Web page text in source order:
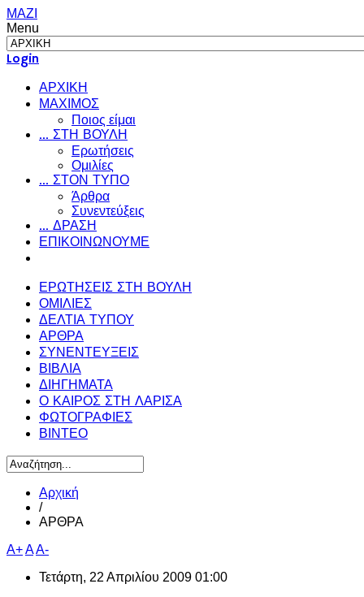
ΜΑΖΙ
Menu
Login
ΑΡΧΙΚΗ
ΜΑΧΙΜΟΣ
Ποιος είμαι
... ΣΤΗ ΒΟΥΛΗ
Ερωτήσεις
Ομιλίες
... ΣΤΟΝ ΤΥΠΟ
Άρθρα
Συνεντεύξεις
... ΔΡΑΣΗ
ΕΠΙΚΟΙΝΩΝΟΥΜΕ
ΕΡΩΤΗΣΕΙΣ ΣΤΗ ΒΟΥΛΗ
ΟΜΙΛΙΕΣ
ΔΕΛΤΙΑ ΤΥΠΟΥ
ΑΡΘΡΑ
ΣΥΝΕΝΤΕΥΞΕΙΣ
ΒΙΒΛΙΑ
ΔΙΗΓΗΜΑΤΑ
Ο ΚΑΙΡΟΣ ΣΤΗ ΛΑΡΙΣΑ
ΦΩΤΟΓΡΑΦΙΕΣ
ΒΙΝΤΕΟ
Αρχική
/
ΑΡΘΡΑ
A+AA-
Τετάρτη, 22 Απριλίου 2009 01:00